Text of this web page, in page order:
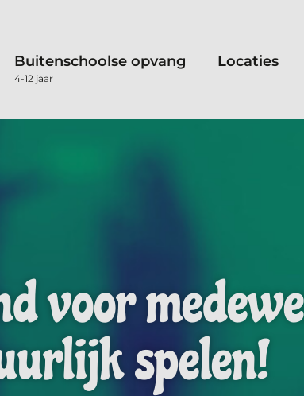
Buitenschoolse opvang
4-12 jaar
Locaties
voor
spelen!